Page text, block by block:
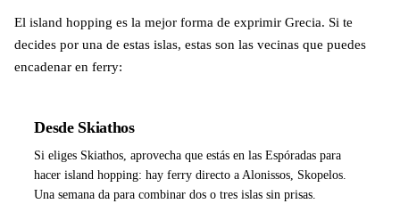
El island hopping es la mejor forma de exprimir Grecia. Si te
decides por una de estas islas, estas son las vecinas que puedes
encadenar en ferry:
Desde Skiathos
Si eliges Skiathos, aprovecha que estás en las Espóradas para
hacer island hopping: hay ferry directo a Alonissos, Skopelos.
Una semana da para combinar dos o tres islas sin prisas.